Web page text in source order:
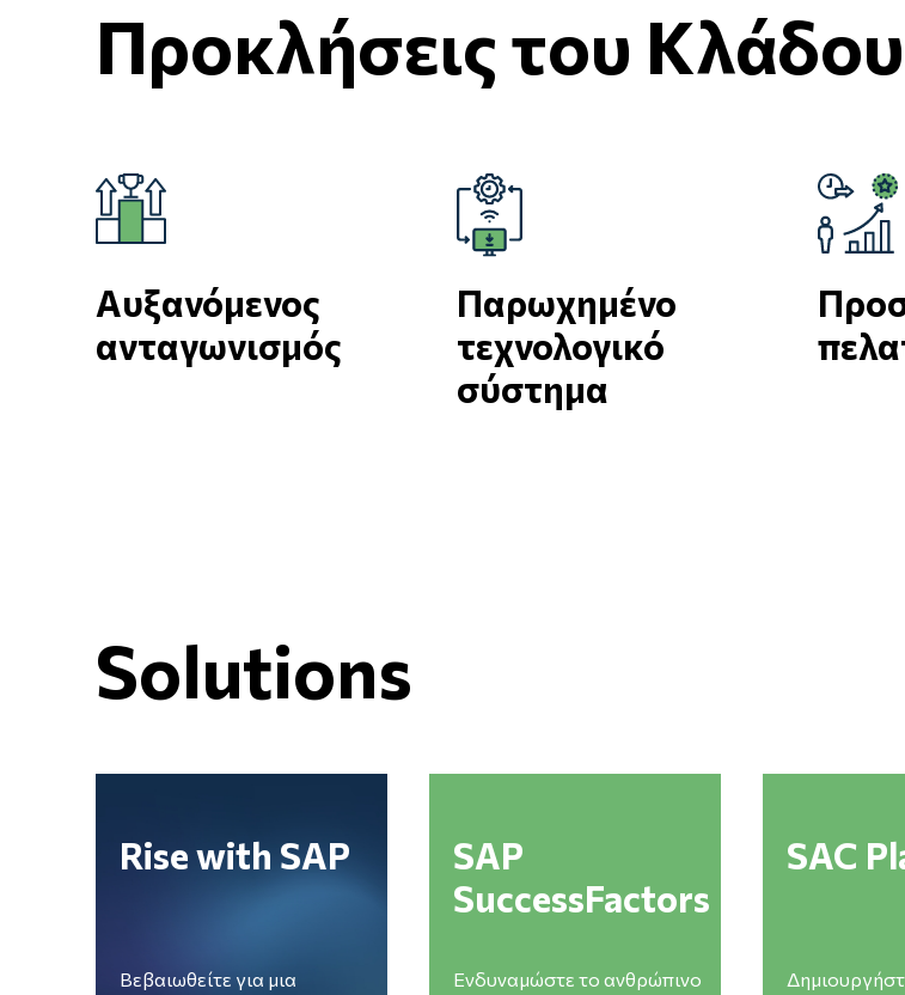
Προκλήσεις του Κλάδου
Αυξανόμενος
ανταγωνισμός
Παρωχημένο
τεχνολογικό
σύστημα
Solutions
Rise with SAP
Βεβαιωθείτε για μια
SAP
SuccessFactors
Ενδυναμώστε το ανθρώπινο
SAC